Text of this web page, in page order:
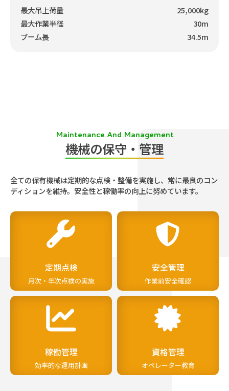
最大吊上荷量
25,000kg
最大作業半径
30m
ブーム長
34.5m
Maintenance And Management
機械の保守・管理
全ての保有機械は定期的な点検・整備を実施し、常に最良のコン
ディションを維持。安全性と稼働率の向上に努めています。
定期点検
月次・年次点検の実施
安全管理
作業前安全確認
稼働管理
効率的な運用計画
資格管理
オペレーター教育